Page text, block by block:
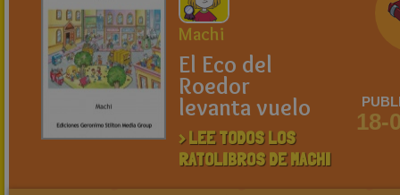
Machi
El Eco del
Roedor
levanta vuelo
> LEE TODOS LOS
RATOLIBROS DE MACHI
18-